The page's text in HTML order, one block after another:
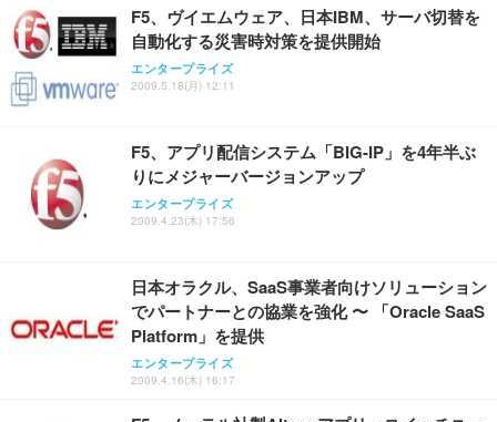
F5、ヴイエムウェア、日本IBM、サーバ切替を
自動化する災害時対策を提供開始
エンタープライズ
2009.5.18(月) 12:11
F5、アプリ配信システム「BIG-IP」を4年半ぶ
りにメジャーバージョンアップ
エンタープライズ
2009.4.23(木) 17:56
日本オラクル、SaaS事業者向けソリューション
でパートナーとの協業を強化 〜 「Oracle SaaS
Platform」を提供
エンタープライズ
2009.4.16(木) 16:17